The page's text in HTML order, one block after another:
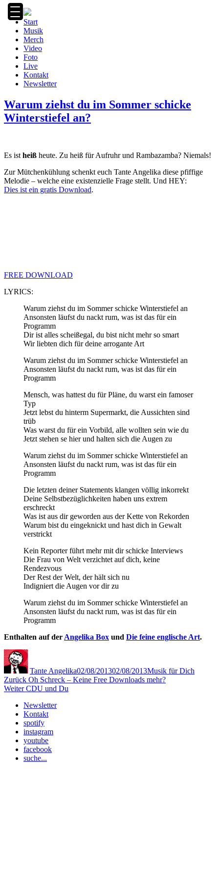
Zum
Inhalt
springen
Start
Musik
Merch
Video
Foto
Live
Kontakt
Newsletter
Warum ziehst du im Sommer schicke
Winterstiefel an?
Es ist heiß heute. Zu heiß für Aufruhr und Rambazamba? Niemals!
Zur Mütchenkühlung schenkt euch Tante Angelika diese pfiffige
Melodie – welche eine existenzielle Frage stellt. Und HEY:
Dies ist ein gratis Download.
FREE DOWNLOAD
LYRICS:
Warum ziehst du im Sommer schicke Winterstiefel an
Ansonsten läufst du nackt rum, was ist das für ein
Programm
Dir ist alles scheißegal, du bist nicht mehr so smart
Wir liebten dich für deine arrogante Art
Warum ziehst du im Sommer schicke Winterstiefel an
Ansonsten läufst du nackt rum, was ist das für ein
Programm
Mensch, was hattest du für Pläne, du warst ein famoser
Typ
Jetzt lebst du hinterm Supermarkt, die Aussichten sind
trüb
Was warst du für ein Vorbild, alle wollten sein wie du
Jetzt stehen se hier und halten sich die Augen zu
Warum ziehst du im Sommer schicke Winterstiefel an
Ansonsten läufst du nackt rum, was ist das für ein
Programm
Die letzten deiner Statements klangen völlig inkorrekt
Deine Selbstbezüglichkeiten haben uns extrem
erschreckt
Was ist aus dir geworden aus der Kette von Rekorden
Warum bist du eingeknickt und hast dich in Gewalt
verstrickt
Kein Reporter führt mehr mit dir schicke Interviews
Die Frau von Welt verzichtet auf dich, keine
Rendezvous
Der Rest der Welt, der hält sich nu
Indigniert die Augen vor dir zu
Warum ziehst du im Sommer schicke Winterstiefel an
Ansonsten läufst du nackt rum, was ist das für ein
Programm
Enthalten auf der Angelika Box und Die feine englische Art.
Autor
Tante Angelika02/08/201302/08/2013Musik für Dich
Beitragsnavigation
Zurück Vorheriger
Beitrag:
Oh Schreck – Keine Free Downloads mehr?
Weiter Nächster
CDU und Du
Newsletter
Kontakt
spotify
instagram
youtube
facebook
suche...